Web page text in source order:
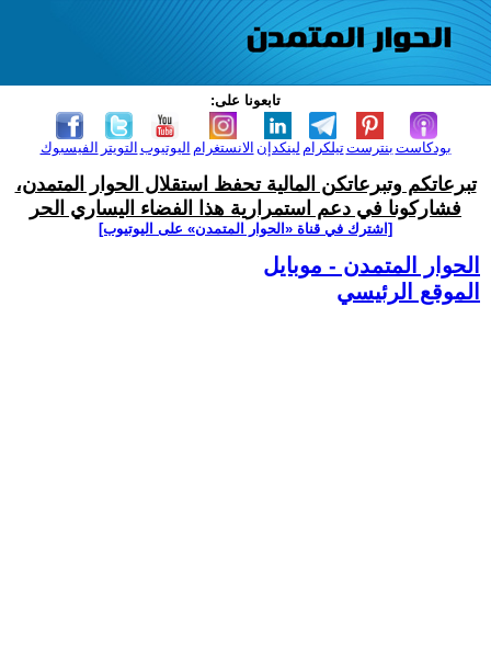
تابعونا على:
الفيسبوك التويتر اليوتيوب الانستغرام لينكدإن تيلكرامبنترست بودكاست
تبرعاتكم وتبرعاتكن المالية تحفظ استقلال الحوار المتمدن،
فشاركونا في دعم استمرارية هذا الفضاء اليساري الحر
[اشترك في قناة ‫«الحوار المتمدن» على اليوتيوب]
الحوار المتمدن - موبايل
الموقع الرئيسي